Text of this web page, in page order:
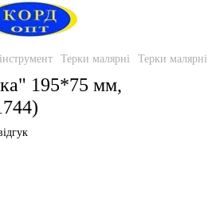
Терки малярні Терки
195*75 мм,